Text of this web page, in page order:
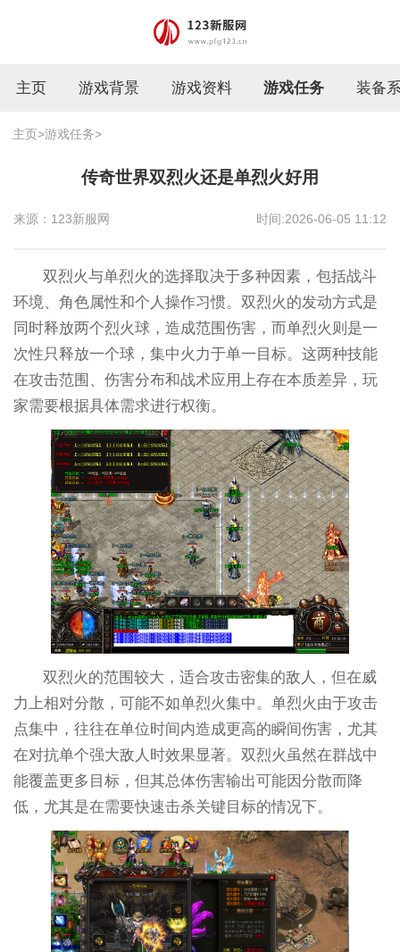
主页 游戏背景 游戏资料 游戏任务 装备
主页>游戏任务>
传奇世界双烈火还是单烈火好用
来源：123新服网 时间:2026-06-05 11:12
双烈火与单烈火的选择取决于多种因素，包括战斗
环境、角色属性和个人操作习惯。双烈火的发动方式是
同时释放两个烈火球，造成范围伤害，而单烈火则是一
次性只释放一个球，集中火力于单一目标。这两种技能
在攻击范围、伤害分布和战术应用上存在本质差异，玩
家需要根据具体需求进行权衡。
双烈火的范围较大，适合攻击密集的敌人，但在威
力上相对分散，可能不如单烈火集中。单烈火由于攻击
点集中，往往在单位时间内造成更高的瞬间伤害，尤其
在对抗单个强大敌人时效果显著。双烈火虽然在群战中
能覆盖更多目标，但其总体伤害输出可能因分散而降
低，尤其是在需要快速击杀关键目标的情况下。